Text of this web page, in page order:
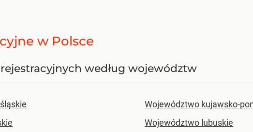
w Polsce
według województw
Województwo kujawsko-
Województwo lubuskie